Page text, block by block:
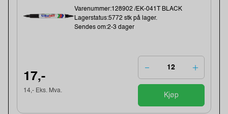
Varenummer:128902 /EK-041T BLACK
Lagerstatus:5772 stk på lager.
Sendes om:2-3 dager
17,-
14,- Eks. Mva.
Kjøp